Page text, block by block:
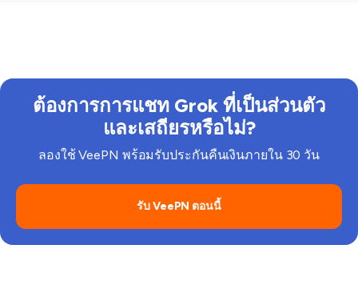
ต้องการการแชท Grok ที่เป็นส่วนตัว
และเสถียรหรือไม่?
ลองใช้ VeePN พร้อมรับประกันคืนเงินภายใน 30 วัน
รับ VeePN ตอนนี้